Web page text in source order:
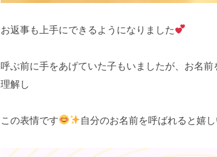
お返事も上手にできるようになりました
呼ぶ前に手をあげていた子もいましたが、お名
理解し
この表情です 自分のお名前を呼ばれると嬉